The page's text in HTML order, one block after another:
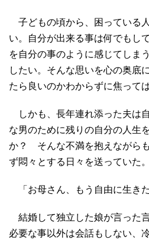
子どもの頃から、困っている
い。自分が出来る事は何でもし
を自分の事のように感じてしま
したい。そんな思いを心の奥底
たら良いのかわからずに焦って
しかも、長年連れ添った夫は
な男のために残りの自分の人生
か？ そんな不満を抱えながら
ず悶々とする日々を送っていた。
「お母さん、もう自由に生き
結婚して独立した娘が言った
必要な事以外は会話もしない、